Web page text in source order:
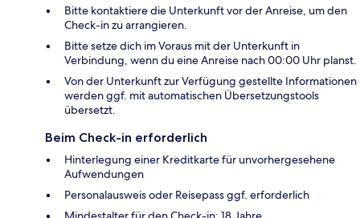
Bitte kontaktiere die Unterkunft vor der Anreise, um den
Check-in zu arrangieren.
Bitte setze dich im Voraus mit der Unterkunft in
Verbindung, wenn du eine Anreise nach 00:00 Uhr planst.
Von der Unterkunft zur Verfügung gestellte Informationen
werden ggf. mit automatischen Übersetzungstools
übersetzt.
Beim Check-in erforderlich
Hinterlegung einer Kreditkarte für unvorhergesehene
Aufwendungen
Personalausweis oder Reisepass ggf. erforderlich